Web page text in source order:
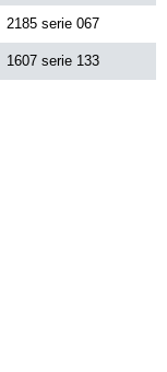
2185 serie 067
1607 serie 133